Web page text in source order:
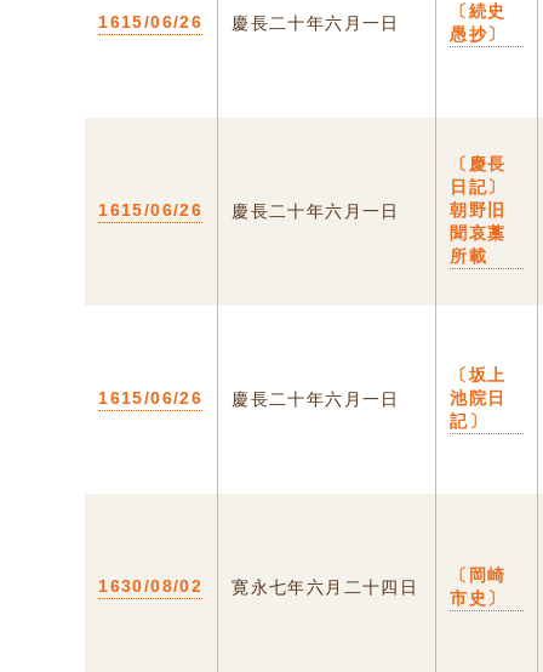
1615/06/26 慶長二十年六月一日
〔続史
愚抄〕
1615/06/26 慶長二十年六月一日
〔慶長
日記〕
朝野旧
聞哀藁
所載
1615/06/26 慶長二十年六月一日
〔坂上
池院日
記〕
1630/08/02 寛永七年六月二十四日
〔岡崎
市史〕